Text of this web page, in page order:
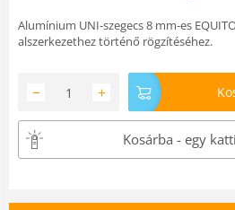
Alumínium UNI-szegecs 8 mm-es
alszerkezethez történő rögzítéséhez.
+
−
Kosárba - egy